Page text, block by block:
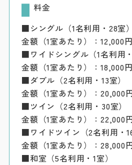
料金
■シングル（1名利用・28室）
金額（1室あたり）：12,000円
■ワイドシングル（1名利用・
金額（1室あたり）：18,000円
■ダブル（2名利用・13室）
金額（1室あたり）：20,000
■ツイン（2名利用・30室）
金額（1室あたり）：22,000
■ワイドツイン（2名利用・16
金額（1室あたり）：28,000
■和室（5名利用・1室）